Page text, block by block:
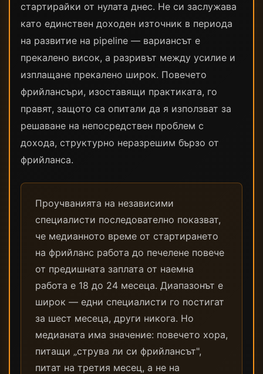
стартирайки от нулата днес. Не си заслужава
като единствен доходен източник в периода
на развитие на pipeline — вариансът е
прекалено висок, а разривът между усилие и
изплащане прекалено широк. Повечето
фрийлансъри, изоставящи практиката, го
правят, защото са опитали да я използват за
решаване на непосредствен проблем с
дохода, структурно неразрешим бързо от
фрийланса.
Проучванията на независими
специалисти последователно показват,
че медианното време от стартирането
на фрийланс работа до печелене повече
от предишната заплата от наемна
работа е 18 до 24 месеца. Диапазонът е
широк — едни специалисти го постигат
за шест месеца, други никога. Но
медианата има значение: повечето хора,
питащи „струва ли си фрийлансът",
питат на третия месец, а не на